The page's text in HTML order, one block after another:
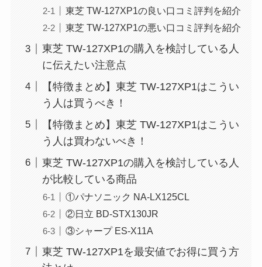
東芝 TW-127XP1の良い口コミ評判を紹介
東芝 TW-127XP1の悪い口コミ評判を紹介
東芝 TW-127XP1の購入を検討している人
に伝えたい注意点
【特徴まとめ】東芝 TW-127XP1はこうい
う人は買うべき！
【特徴まとめ】東芝 TW-127XP1はこうい
う人は買わないべき！
東芝 TW-127XP1の購入を検討している人
が比較している商品
①パナソニック NA-LX125CL
②日立 BD-STX130JR
③シャープ ES-X11A
東芝 TW-127XP1を最安値でお得に買う方